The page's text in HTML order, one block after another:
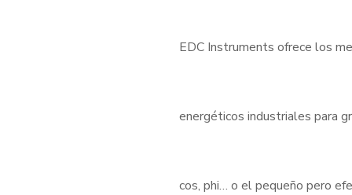
EDC Instruments ofrece los
energéticos industriales para
cos, phi… o el pequeño pero